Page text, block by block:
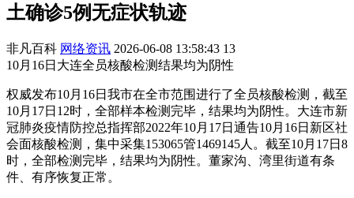
土确诊5例无症状轨迹
非凡百科 网络资讯 2026-06-08 13:58:43 13
10月16日大连全员核酸检测结果均为阴性
权威发布10月16日我市在全市范围进行了全员核酸检测，截至
10月17日12时，全部样本检测完毕，结果均为阴性。大连市新
冠肺炎疫情防控总指挥部2022年10月17日通告10月16日新区社
会面核酸检测，集中采集153065管1469145人。截至10月17日8
时，全部检测完毕，结果均为阴性。董家沟、湾里街道有条
件、有序恢复正常。